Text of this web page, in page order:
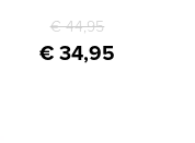
€ 44,95
€ 34,95